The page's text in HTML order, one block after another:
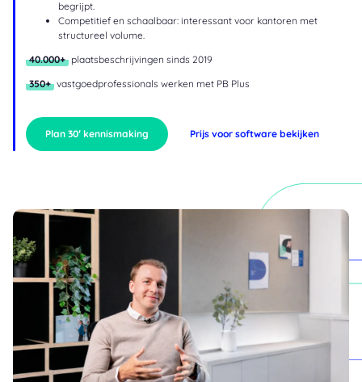
begrijpt.
Competitief en schaalbaar: interessant voor kantoren met
structureel volume.
40.000+ plaatsbeschrijvingen sinds 2019
350+ vastgoedprofessionals werken met PB Plus
Plan 30′ kennismaking Prijs voor software bekijken